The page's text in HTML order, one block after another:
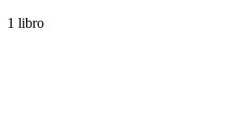
1 libro